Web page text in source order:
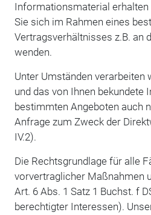
Informationsmaterial erhalten
Sie sich im Rahmen eines
Vertragsverhältnisses z.B. an
wenden.
Unter Umständen verarbeiten
und das von Ihnen bekundete
bestimmten Angeboten auch
Anfrage zum Zweck der
IV.2).
Die Rechtsgrundlage für alle
vorvertraglicher Maßnahmen
Art. 6 Abs. 1 Satz 1 Buchst. f
berechtigter Interessen).